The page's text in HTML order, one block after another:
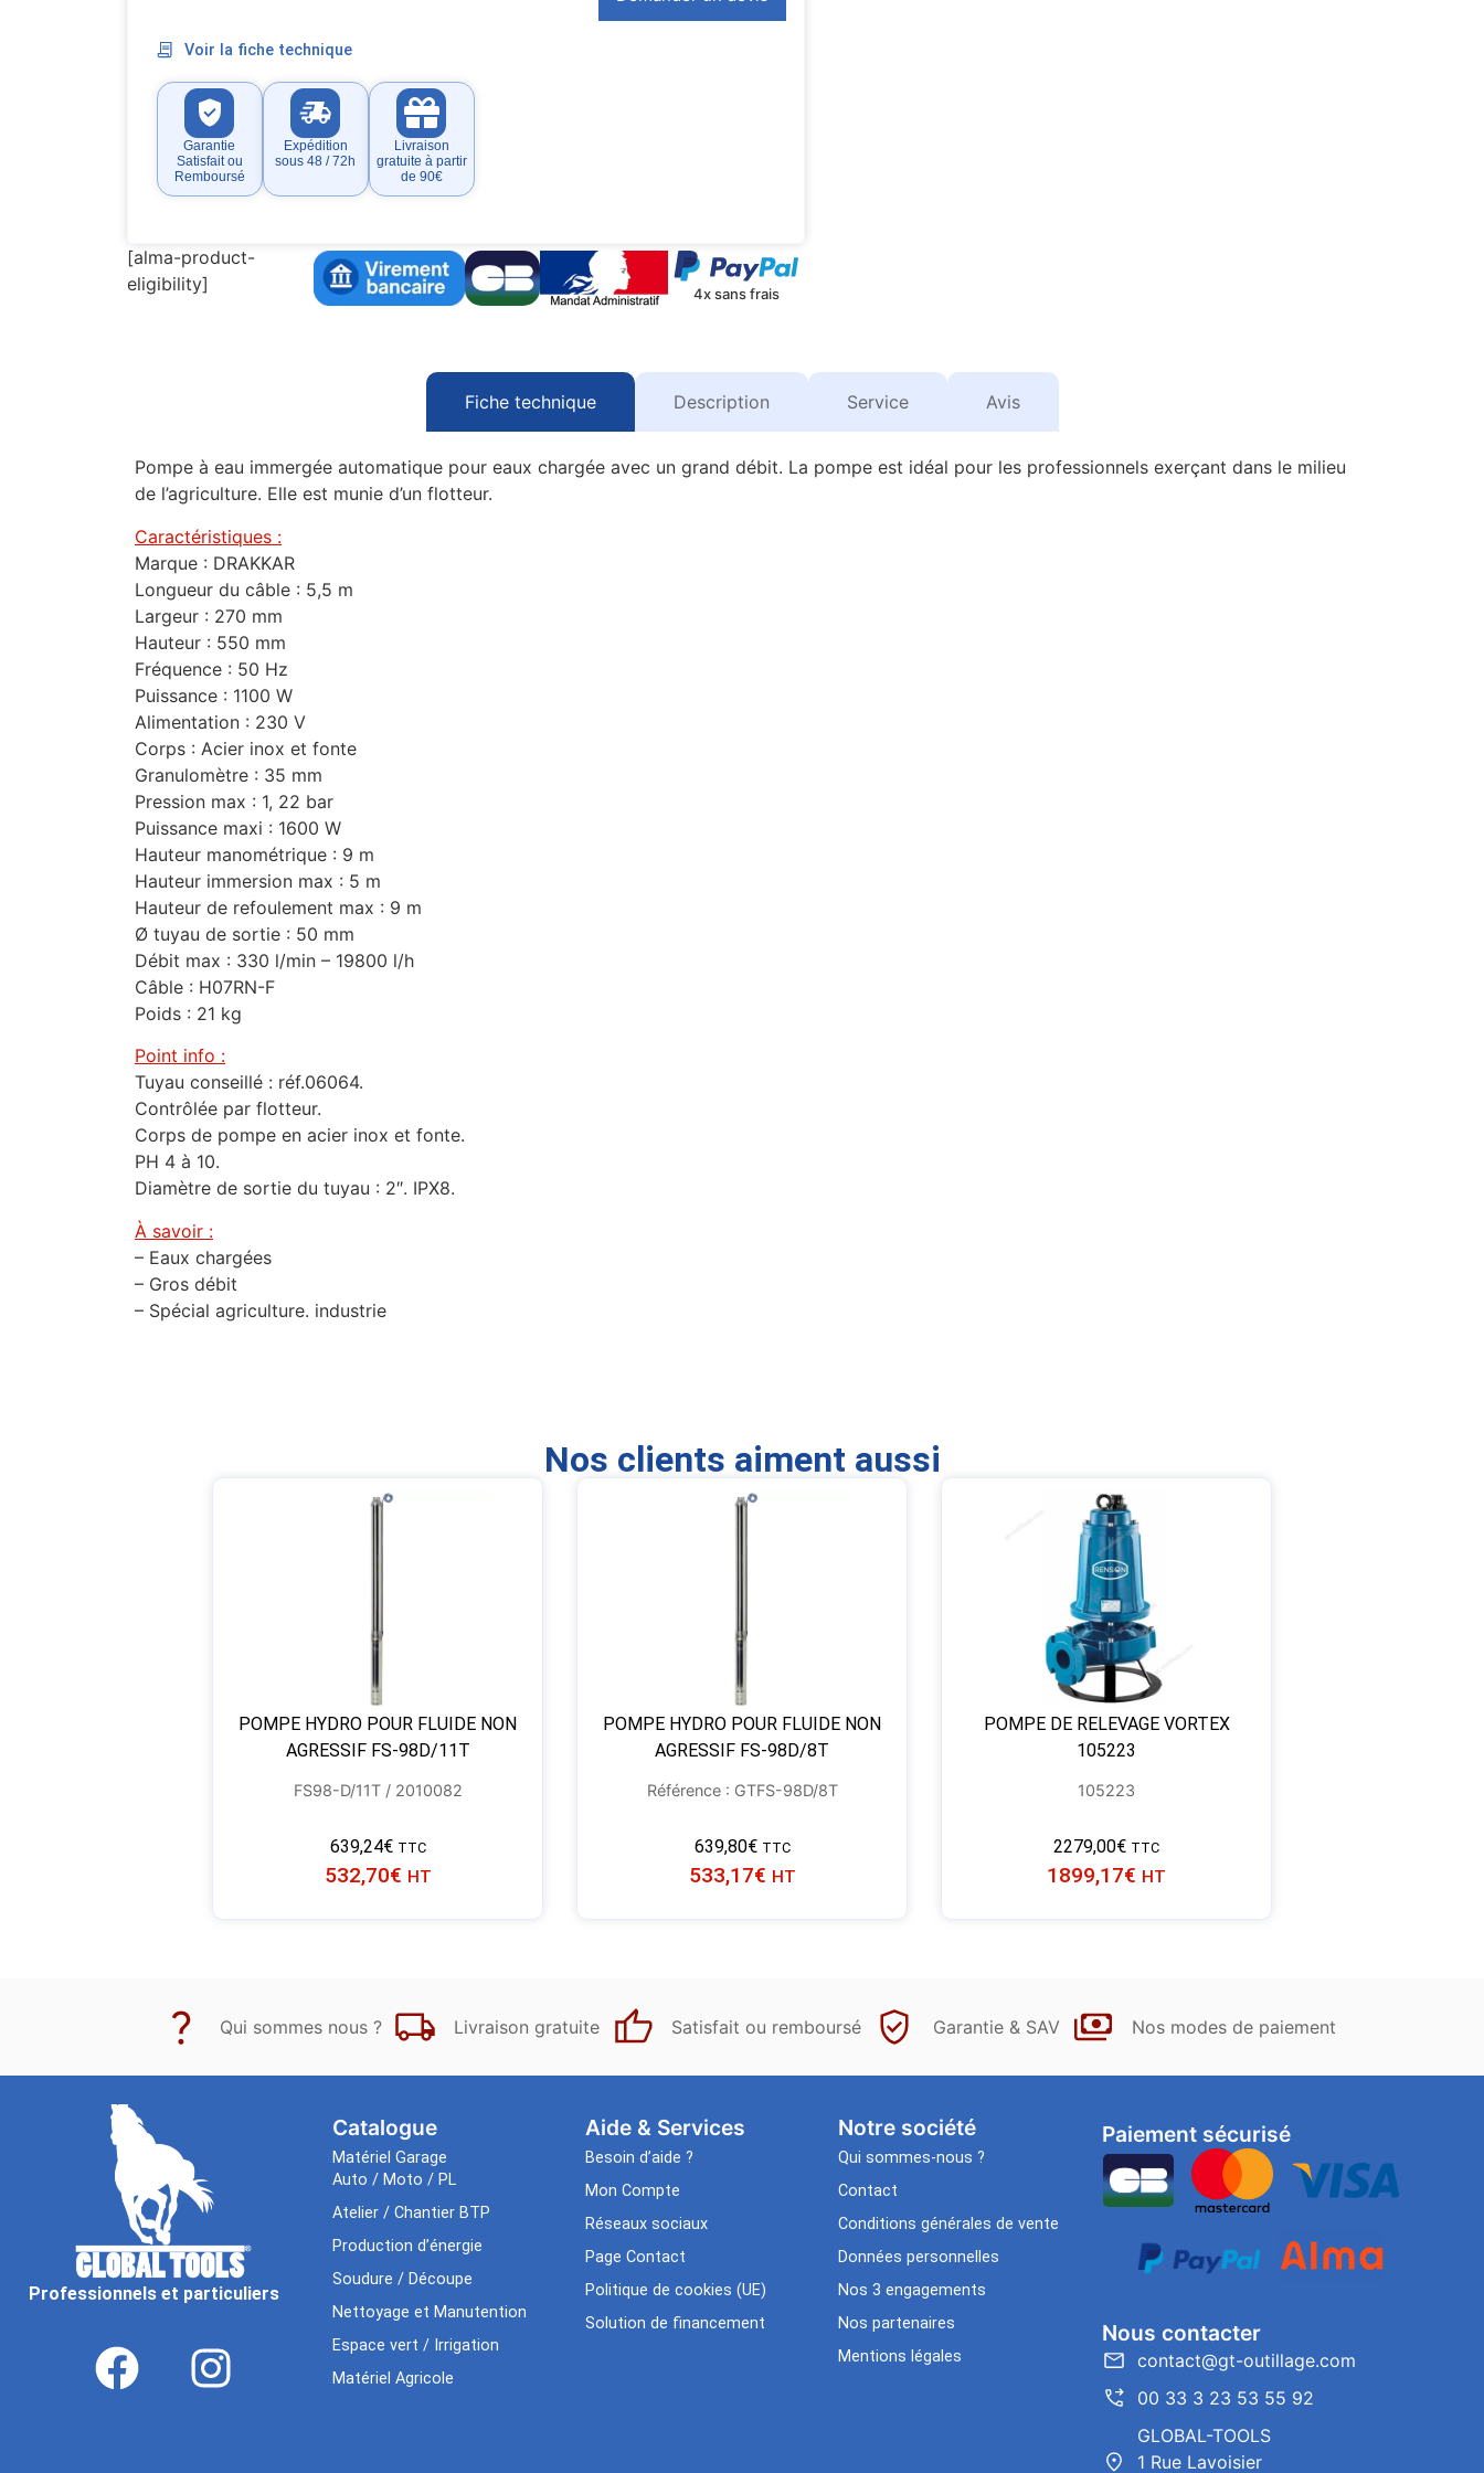
Voir la fiche technique
Garantie
Satisfait ou
Remboursé
Expédition
sous 48 / 72h
Livraison
gratuite à partir
de 90€
[alma-product-
eligibility]
4x sans frais
Fiche technique Description Service Avis
Pompe à eau immergée automatique pour eaux chargée avec un grand débit. La pompe est idéal pour les professionnels exerçant dans le milieu
de l’agriculture. Elle est munie d’un flotteur.
Caractéristiques :
Marque : DRAKKAR
Longueur du câble : 5,5 m
Largeur : 270 mm
Hauteur : 550 mm
Fréquence : 50 Hz
Puissance : 1100 W
Alimentation : 230 V
Corps : Acier inox et fonte
Granulomètre : 35 mm
Pression max : 1, 22 bar
Puissance maxi : 1600 W
Hauteur manométrique : 9 m
Hauteur immersion max : 5 m
Hauteur de refoulement max : 9 m
Ø tuyau de sortie : 50 mm
Débit max : 330 l/min – 19800 l/h
Câble : H07RN-F
Poids : 21 kg
Point info :
Tuyau conseillé : réf.06064.
Contrôlée par flotteur.
Corps de pompe en acier inox et fonte.
PH 4 à 10.
Diamètre de sortie du tuyau : 2″. IPX8.
À savoir :
– Eaux chargées
– Gros débit
– Spécial agriculture. industrie
Nos clients aiment aussi
POMPE HYDRO POUR FLUIDE NON
AGRESSIF FS-98D/11T
FS98-D/11T / 2010082
639,24€ TTC
532,70€ HT
POMPE HYDRO POUR FLUIDE NON
AGRESSIF FS-98D/8T
Référence : GTFS-98D/8T
639,80€ TTC
533,17€ HT
POMPE DE RELEVAGE VORTEX
105223
105223
2279,00€ TTC
1899,17€ HT
Qui sommes nous ? Livraison gratuite Satisfait ou remboursé Garantie & SAV Nos modes de paiement
Professionnels et particuliers
Catalogue
Matériel Garage
Auto / Moto / PL
Atelier / Chantier BTP
Production d’énergie
Soudure / Découpe
Nettoyage et Manutention
Espace vert / Irrigation
Matériel Agricole
Aide & Services​
Besoin d’aide ?
Mon Compte
Réseaux sociaux
Page Contact
Politique de cookies (UE)
Solution de financement
Notre société
Qui sommes-nous ?
Contact
Conditions générales de vente
Données personnelles
Nos 3 engagements
Nos partenaires
Mentions légales
Paiement sécurisé
Nous contacter
contact@gt-outillage.com
00 33 3 23 53 55 92
GLOBAL-TOOLS
1 Rue Lavoisier